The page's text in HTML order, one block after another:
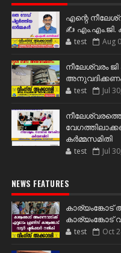
എന്റെ
✍️
test Aug
നീലേശ്വരം
test Jul
കർമ്മസമിതി
test Jul
NEWS FEATURES
കാര്യംങ്കോട്
test Oct